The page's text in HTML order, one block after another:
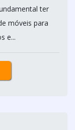
ter
móveis para
e...